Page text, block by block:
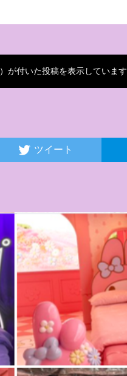
）が付いた投稿を表示しています
ツイート